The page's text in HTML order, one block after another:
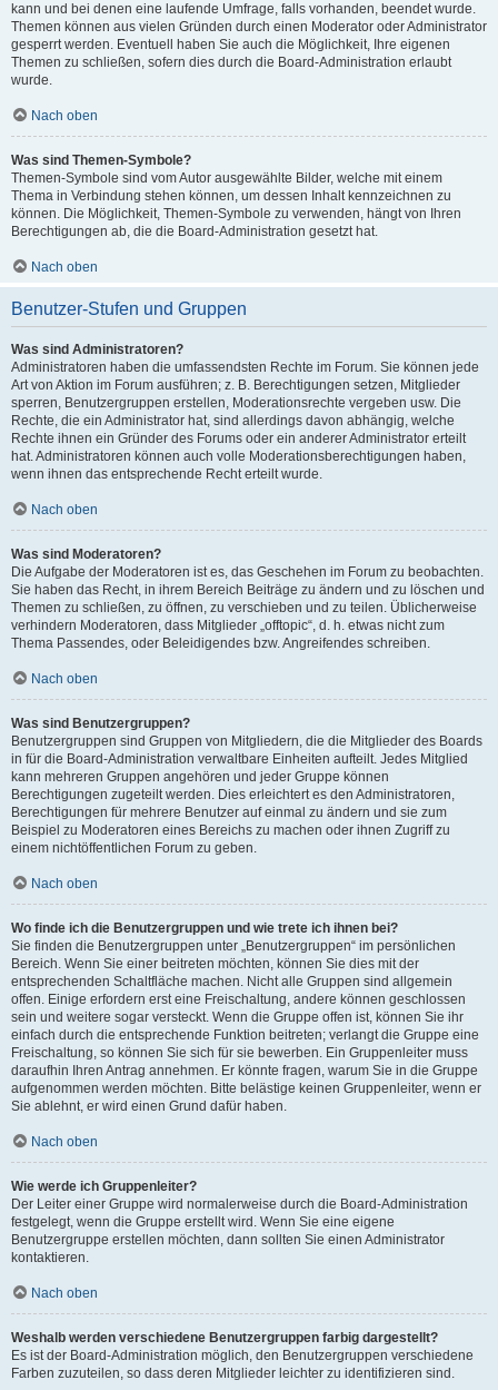
kann und bei denen eine laufende Umfrage, falls vorhanden, beendet wurde.
Themen können aus vielen Gründen durch einen Moderator oder Administrator
gesperrt werden. Eventuell haben Sie auch die Möglichkeit, Ihre eigenen
Themen zu schließen, sofern dies durch die Board-Administration erlaubt
wurde.
Nach oben
Was sind Themen-Symbole?
Themen-Symbole sind vom Autor ausgewählte Bilder, welche mit einem
Thema in Verbindung stehen können, um dessen Inhalt kennzeichnen zu
können. Die Möglichkeit, Themen-Symbole zu verwenden, hängt von Ihren
Berechtigungen ab, die die Board-Administration gesetzt hat.
Nach oben
Benutzer-Stufen und Gruppen
Was sind Administratoren?
Administratoren haben die umfassendsten Rechte im Forum. Sie können jede
Art von Aktion im Forum ausführen; z. B. Berechtigungen setzen, Mitglieder
sperren, Benutzergruppen erstellen, Moderationsrechte vergeben usw. Die
Rechte, die ein Administrator hat, sind allerdings davon abhängig, welche
Rechte ihnen ein Gründer des Forums oder ein anderer Administrator erteilt
hat. Administratoren können auch volle Moderationsberechtigungen haben,
wenn ihnen das entsprechende Recht erteilt wurde.
Nach oben
Was sind Moderatoren?
Die Aufgabe der Moderatoren ist es, das Geschehen im Forum zu beobachten.
Sie haben das Recht, in ihrem Bereich Beiträge zu ändern und zu löschen und
Themen zu schließen, zu öffnen, zu verschieben und zu teilen. Üblicherweise
verhindern Moderatoren, dass Mitglieder „offtopic“, d. h. etwas nicht zum
Thema Passendes, oder Beleidigendes bzw. Angreifendes schreiben.
Nach oben
Was sind Benutzergruppen?
Benutzergruppen sind Gruppen von Mitgliedern, die die Mitglieder des Boards
in für die Board-Administration verwaltbare Einheiten aufteilt. Jedes Mitglied
kann mehreren Gruppen angehören und jeder Gruppe können
Berechtigungen zugeteilt werden. Dies erleichtert es den Administratoren,
Berechtigungen für mehrere Benutzer auf einmal zu ändern und sie zum
Beispiel zu Moderatoren eines Bereichs zu machen oder ihnen Zugriff zu
einem nichtöffentlichen Forum zu geben.
Nach oben
Wo finde ich die Benutzergruppen und wie trete ich ihnen bei?
Sie finden die Benutzergruppen unter „Benutzergruppen“ im persönlichen
Bereich. Wenn Sie einer beitreten möchten, können Sie dies mit der
entsprechenden Schaltfläche machen. Nicht alle Gruppen sind allgemein
offen. Einige erfordern erst eine Freischaltung, andere können geschlossen
sein und weitere sogar versteckt. Wenn die Gruppe offen ist, können Sie ihr
einfach durch die entsprechende Funktion beitreten; verlangt die Gruppe eine
Freischaltung, so können Sie sich für sie bewerben. Ein Gruppenleiter muss
daraufhin Ihren Antrag annehmen. Er könnte fragen, warum Sie in die Gruppe
aufgenommen werden möchten. Bitte belästige keinen Gruppenleiter, wenn er
Sie ablehnt, er wird einen Grund dafür haben.
Nach oben
Wie werde ich Gruppenleiter?
Der Leiter einer Gruppe wird normalerweise durch die Board-Administration
festgelegt, wenn die Gruppe erstellt wird. Wenn Sie eine eigene
Benutzergruppe erstellen möchten, dann sollten Sie einen Administrator
kontaktieren.
Nach oben
Weshalb werden verschiedene Benutzergruppen farbig dargestellt?
Es ist der Board-Administration möglich, den Benutzergruppen verschiedene
Farben zuzuteilen, so dass deren Mitglieder leichter zu identifizieren sind.